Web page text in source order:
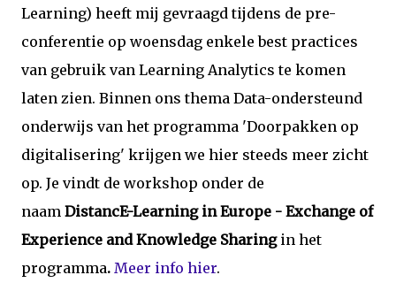
Learning) heeft mij gevraagd tijdens de pre-
conferentie op woensdag enkele best practices
van gebruik van Learning Analytics te komen
laten zien. Binnen ons thema Data-ondersteund
onderwijs van het programma 'Doorpakken op
digitalisering' krijgen we hier steeds meer zicht
op. Je vindt de workshop onder de
naam DistancE-Learning in Europe - Exchange of
Experience and Knowledge Sharing in het
programma. Meer info hier.